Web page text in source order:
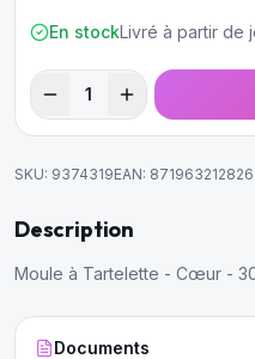
En stockLivré à partir de
1
SKU: 9374319EAN:
Description
Moule à Tartelette - Cœur -
Documents